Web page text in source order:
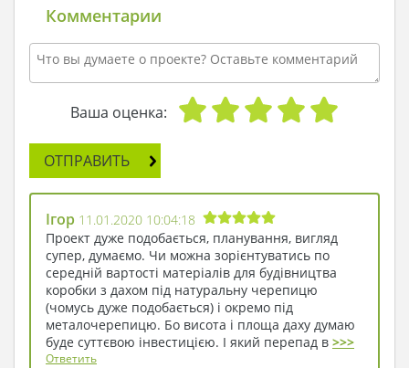
которых имеют свой выход на веранду. Такая
планировка позволяет членам семьи вести
свободный независимый образ жизни. Зона
отдыха состоит из гостиной, кухни и столовой,
за счет отсутствия между комнатами
перегородок получено большое помещение,
красивая его часть отдана под столовую.
Громадные окна пропускают потоки солнечного
света, позволяют не выходя из помещения
почувствовать себя внутри природы и
наслаждаться ее красотою.
Для хранения запасов снеди и инвентаря
имеется кладовка, ее размещение рядом с
кухней экономит время и силы хозяйки дома.
Помещение гаража рассчитано на два
автомобиля. Размещение под одной крышей с
домом удобно для автолюбителя, при любой
Комментарии
Ваша оценка:
ОТПРАВИТЬ
Ігор 11.01.2020 10:04:18
Проект дуже подобається, планування, вигляд
супер, думаємо. Чи можна зорієнтуватись по
середній вартості матеріалів для будівництва
коробки з дахом під натуральну черепицю
(чомусь дуже подобається) і окремо під
металочерепицю. Бо висота і площа даху думаю
буде суттєвою інвестицією. І який перепад в >>>
Ответить